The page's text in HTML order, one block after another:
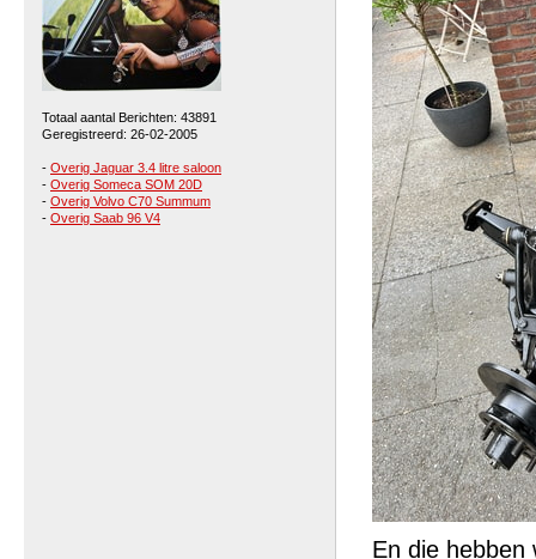
Totaal aantal Berichten: 43891
Geregistreerd: 26-02-2005
- Overig Jaguar 3.4 litre saloon
- Overig Someca SOM 20D
- Overig Volvo C70 Summum
- Overig Saab 96 V4
En die hebben